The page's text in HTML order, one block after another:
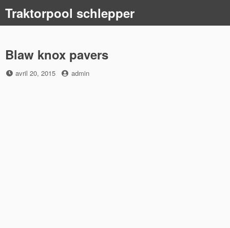
content
Traktorpool schlepper
Blaw knox pavers
Posted
avril 20, 2015 by
admin